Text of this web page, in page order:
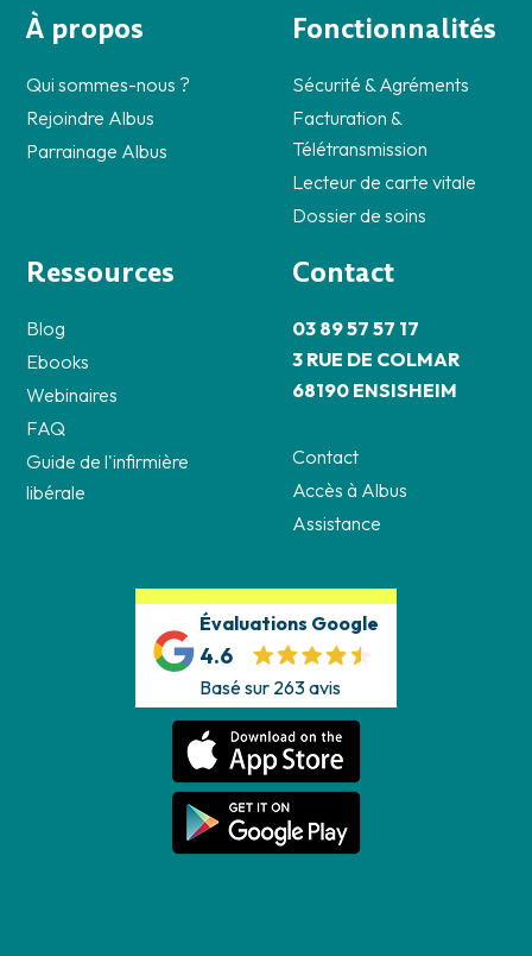
À propos
Qui sommes-nous ?
Rejoindre Albus
Parrainage Albus
Fonctionnalités
Sécurité & Agréments
Facturation &
Télétransmission
Lecteur de carte vitale
Dossier de soins
Ressources
Blog
Ebooks
Webinaires
FAQ
Guide de l'infirmière
libérale
Contact
03 89 57 57 17
3 RUE DE COLMAR
68190 ENSISHEIM
Contact
Accès à Albus
Assistance
Évaluations Google
4.6
Basé sur 263 avis